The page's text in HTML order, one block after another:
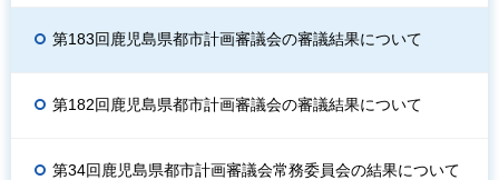
第183回鹿児島県都市計画審議会の審議結果について
第182回鹿児島県都市計画審議会の審議結果について
第34回鹿児島県都市計画審議会常務委員会の結果について